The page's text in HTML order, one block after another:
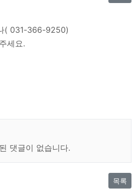
( 031-366-9250)
세요.
댓글이 없습니다.
목록